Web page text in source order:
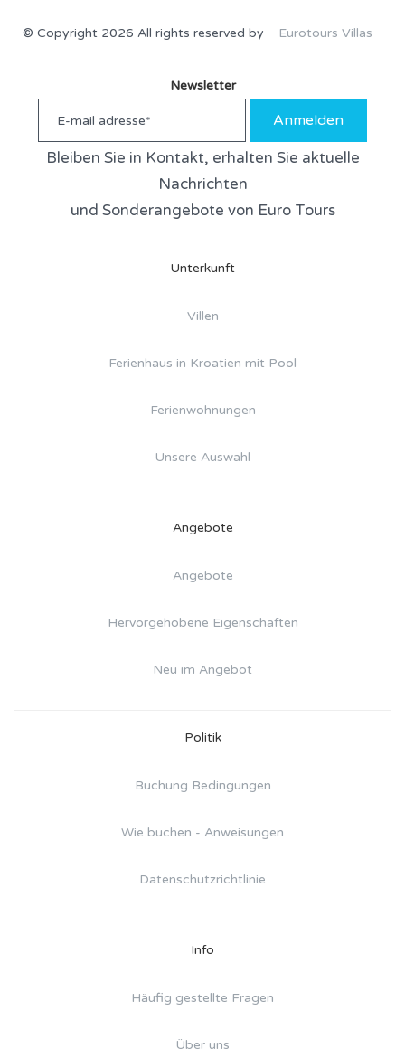
© Copyright 2026 All rights reserved by Eurotours Villas
Newsletter
Anmelden
Bleiben Sie in Kontakt, erhalten Sie aktuelle
Nachrichten
und Sonderangebote von Euro Tours
Unterkunft
Villen
Ferienhaus in Kroatien mit Pool
Ferienwohnungen
Unsere Auswahl
Angebote
Angebote
Hervorgehobene Eigenschaften
Neu im Angebot
Politik
Buchung Bedingungen
Wie buchen - Anweisungen
Datenschutzrichtlinie
Info
Häufig gestellte Fragen
Über uns